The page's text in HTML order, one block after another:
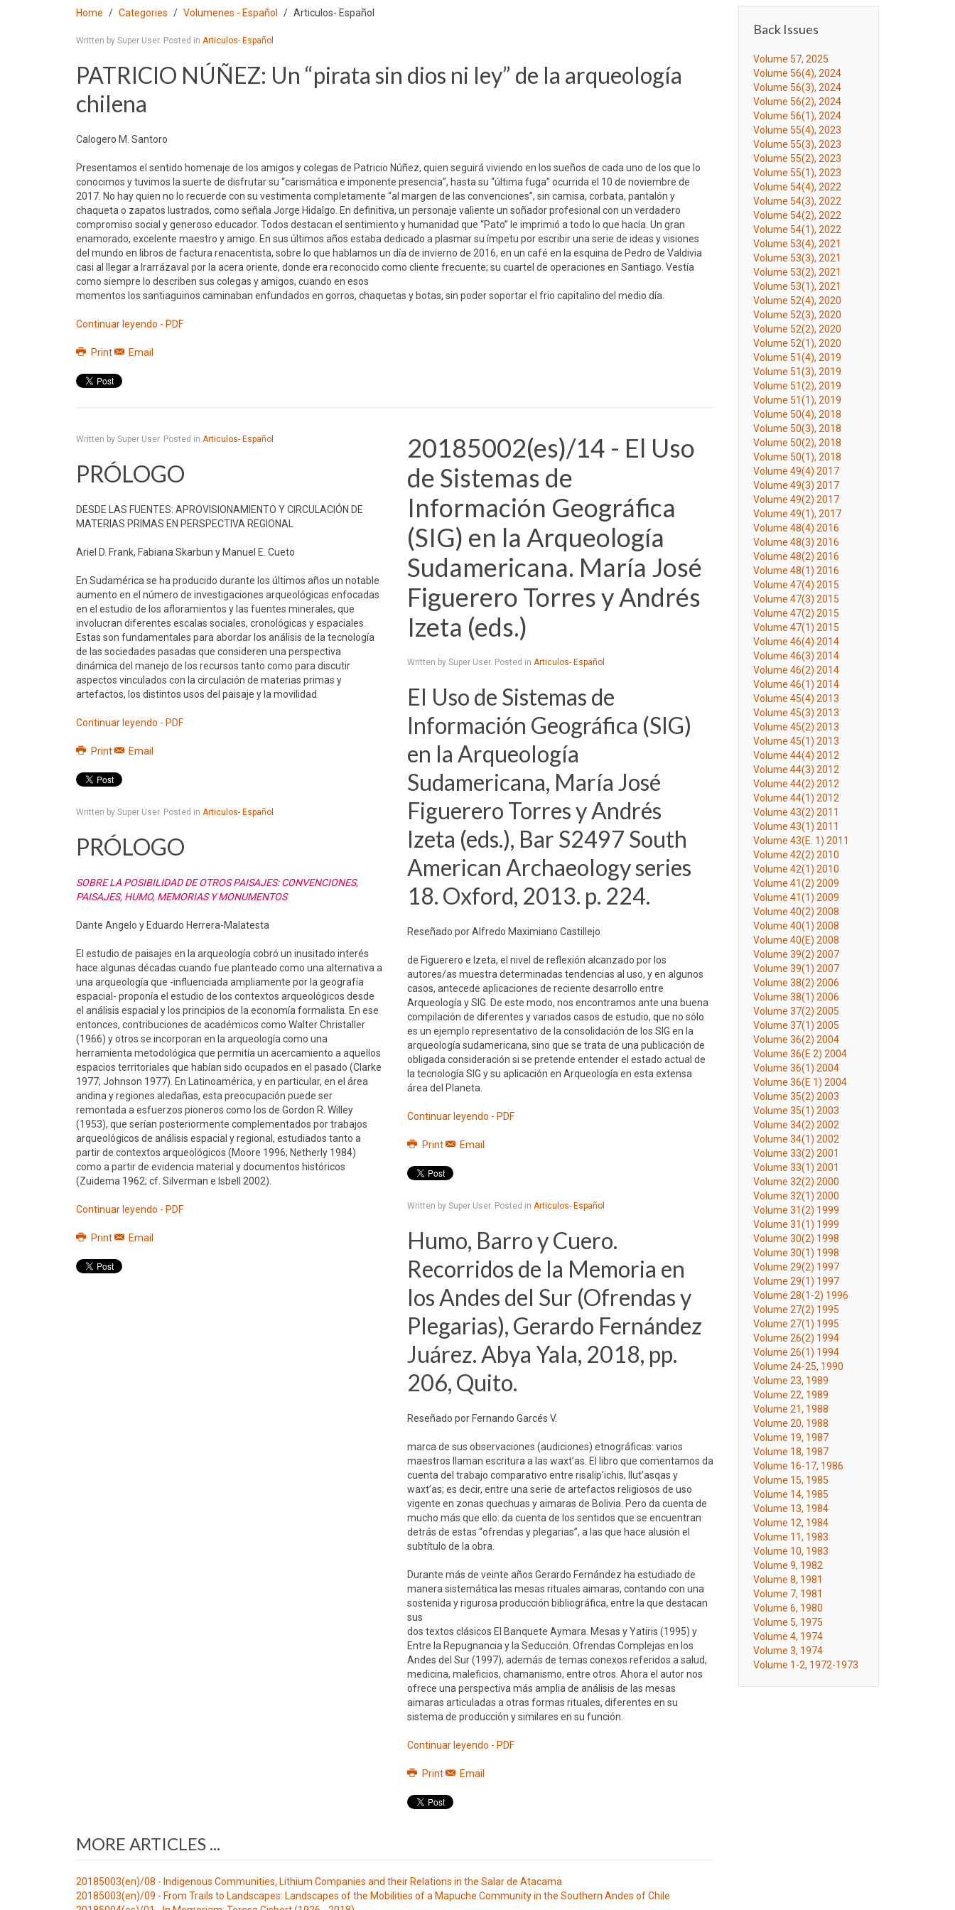
Home Categories Volumenes - Español Articulos- Español
Written by Super User. Posted in Articulos- Español
PATRICIO NÚÑEZ: Un “pirata sin dios ni ley” de la arqueología
chilena
Calogero M. Santoro
Presentamos el sentido homenaje de los amigos y colegas de Patricio Núñez, quien seguirá viviendo en los sueños de cada uno de los que lo
conocimos y tuvimos la suerte de disfrutar su “carismática e imponente presencia”, hasta su “última fuga” ocurrida el 10 de noviembre de
2017. No hay quien no lo recuerde con su vestimenta completamente “al margen de las convenciones”, sin camisa, corbata, pantalón y
chaqueta o zapatos lustrados, como señala Jorge Hidalgo. En definitiva, un personaje valiente un soñador profesional con un verdadero
compromiso social y generoso educador. Todos destacan el sentimiento y humanidad que “Pato” le imprimió a todo lo que hacía. Un gran
enamorado, excelente maestro y amigo. En sus últimos años estaba dedicado a plasmar su ímpetu por escribir una serie de ideas y visiones
del mundo en libros de factura renacentista, sobre lo que hablamos un día de invierno de 2016, en un café en la esquina de Pedro de Valdivia
casi al llegar a Irarrázaval por la acera oriente, donde era reconocido como cliente frecuente; su cuartel de operaciones en Santiago. Vestía
como siempre lo describen sus colegas y amigos, cuando en esos
momentos los santiaguinos caminaban enfundados en gorros, chaquetas y botas, sin poder soportar el frio capitalino del medio día.
Continuar leyendo - PDF
Print Email
Written by Super User. Posted in Articulos- Español
PRÓLOGO
DESDE LAS FUENTES: APROVISIONAMIENTO Y CIRCULACIÓN DE
MATERIAS PRIMAS EN PERSPECTIVA REGIONAL
Ariel D. Frank, Fabiana Skarbun y Manuel E. Cueto
En Sudamérica se ha producido durante los últimos años un notable
aumento en el número de investigaciones arqueológicas enfocadas
en el estudio de los afloramientos y las fuentes minerales, que
involucran diferentes escalas sociales, cronológicas y espaciales.
Estas son fundamentales para abordar los análisis de la tecnología
de las sociedades pasadas que consideren una perspectiva
dinámica del manejo de los recursos tanto como para discutir
aspectos vinculados con la circulación de materias primas y
artefactos, los distintos usos del paisaje y la movilidad.
Continuar leyendo - PDF
Print Email
Written by Super User. Posted in Articulos- Español
PRÓLOGO
SOBRE LA POSIBILIDAD DE OTROS PAISAJES: CONVENCIONES,
PAISAJES, HUMO, MEMORIAS Y MONUMENTOS
Dante Angelo y Eduardo Herrera-Malatesta
El estudio de paisajes en la arqueología cobró un inusitado interés
hace algunas décadas cuando fue planteado como una alternativa a
una arqueología que -influenciada ampliamente por la geografía
espacial- proponía el estudio de los contextos arqueológicos desde
el análisis espacial y los principios de la economía formalista. En ese
entonces, contribuciones de académicos como Walter Christaller
(1966) y otros se incorporan en la arqueología como una
herramienta metodológica que permitía un acercamiento a aquellos
espacios territoriales que habían sido ocupados en el pasado (Clarke
1977; Johnson 1977). En Latinoamérica, y en particular, en el área
andina y regiones aledañas, esta preocupación puede ser
remontada a esfuerzos pioneros como los de Gordon R. Willey
(1953), que serían posteriormente complementados por trabajos
arqueológicos de análisis espacial y regional, estudiados tanto a
partir de contextos arqueológicos (Moore 1996; Netherly 1984)
como a partir de evidencia material y documentos históricos
(Zuidema 1962; cf. Silverman e Isbell 2002).
Continuar leyendo - PDF
Print Email
20185002(es)/14 - El Uso
de Sistemas de
Información Geográfica
(SIG) en la Arqueología
Sudamericana. María José
Figuerero Torres y Andrés
Izeta (eds.)
Written by Super User. Posted in Articulos- Español
El Uso de Sistemas de
Información Geográfica (SIG)
en la Arqueología
Sudamericana, María José
Figuerero Torres y Andrés
Izeta (eds.), Bar S2497 South
American Archaeology series
18. Oxford, 2013. p. 224.
Reseñado por Alfredo Maximiano Castillejo
de Figuerero e Izeta, el nivel de reflexión alcanzado por los
autores/as muestra determinadas tendencias al uso, y en algunos
casos, antecede aplicaciones de reciente desarrollo entre
Arqueología y SIG. De este modo, nos encontramos ante una buena
compilación de diferentes y variados casos de estudio, que no sólo
es un ejemplo representativo de la consolidación de los SIG en la
arqueología sudamericana, sino que se trata de una publicación de
obligada consideración si se pretende entender el estado actual de
la tecnología SIG y su aplicación en Arqueología en esta extensa
área del Planeta.
Continuar leyendo - PDF
Print Email
Written by Super User. Posted in Articulos- Español
Humo, Barro y Cuero.
Recorridos de la Memoria en
los Andes del Sur (Ofrendas y
Plegarias), Gerardo Fernández
Juárez. Abya Yala, 2018, pp.
206, Quito.
Reseñado por Fernando Garcés V.
marca de sus observaciones (audiciones) etnográficas: varios
maestros llaman escritura a las waxt’as. El libro que comentamos da
cuenta del trabajo comparativo entre risalip’ichis, llut’asqas y
waxt’as; es decir, entre una serie de artefactos religiosos de uso
vigente en zonas quechuas y aimaras de Bolivia. Pero da cuenta de
mucho más que ello: da cuenta de los sentidos que se encuentran
detrás de estas “ofrendas y plegarias”, a las que hace alusión el
subtítulo de la obra.
Durante más de veinte años Gerardo Fernández ha estudiado de
manera sistemática las mesas rituales aimaras, contando con una
sostenida y rigurosa producción bibliográfica, entre la que destacan
sus
dos textos clásicos El Banquete Aymara. Mesas y Yatiris (1995) y
Entre la Repugnancia y la Seducción. Ofrendas Complejas en los
Andes del Sur (1997), además de temas conexos referidos a salud,
medicina, maleficios, chamanismo, entre otros. Ahora el autor nos
ofrece una perspectiva más amplia de análisis de las mesas
aimaras articuladas a otras formas rituales, diferentes en su
sistema de producción y similares en su función.
Continuar leyendo - PDF
Print Email
MORE ARTICLES ...
20185003(en)/08 - Indigenous Communities, Lithium Companies and their Relations in the Salar de Atacama
20185003(en)/09 - From Trails to Landscapes: Landscapes of the Mobilities of a Mapuche Community in the Southern Andes of Chile
Back Issues
Volume 57, 2025
Volume 56(4), 2024
Volume 56(3), 2024
Volume 56(2), 2024
Volume 56(1), 2024
Volume 55(4), 2023
Volume 55(3), 2023
Volume 55(2), 2023
Volume 55(1), 2023
Volume 54(4), 2022
Volume 54(3), 2022
Volume 54(2), 2022
Volume 54(1), 2022
Volume 53(4), 2021
Volume 53(3), 2021
Volume 53(2), 2021
Volume 53(1), 2021
Volume 52(4), 2020
Volume 52(3), 2020
Volume 52(2), 2020
Volume 52(1), 2020
Volume 51(4), 2019
Volume 51(3), 2019
Volume 51(2), 2019
Volume 51(1), 2019
Volume 50(4), 2018
Volume 50(3), 2018
Volume 50(2), 2018
Volume 50(1), 2018
Volume 49(4) 2017
Volume 49(3) 2017
Volume 49(2) 2017
Volume 49(1), 2017
Volume 48(4) 2016
Volume 48(3) 2016
Volume 48(2) 2016
Volume 48(1) 2016
Volume 47(4) 2015
Volume 47(3) 2015
Volume 47(2) 2015
Volume 47(1) 2015
Volume 46(4) 2014
Volume 46(3) 2014
Volume 46(2) 2014
Volume 46(1) 2014
Volume 45(4) 2013
Volume 45(3) 2013
Volume 45(2) 2013
Volume 45(1) 2013
Volume 44(4) 2012
Volume 44(3) 2012
Volume 44(2) 2012
Volume 44(1) 2012
Volume 43(2) 2011
Volume 43(1) 2011
Volume 43(E. 1) 2011
Volume 42(2) 2010
Volume 42(1) 2010
Volume 41(2) 2009
Volume 41(1) 2009
Volume 40(2) 2008
Volume 40(1) 2008
Volume 40(E) 2008
Volume 39(2) 2007
Volume 39(1) 2007
Volume 38(2) 2006
Volume 38(1) 2006
Volume 37(2) 2005
Volume 37(1) 2005
Volume 36(2) 2004
Volume 36(E 2) 2004
Volume 36(1) 2004
Volume 36(E 1) 2004
Volume 35(2) 2003
Volume 35(1) 2003
Volume 34(2) 2002
Volume 34(1) 2002
Volume 33(2) 2001
Volume 33(1) 2001
Volume 32(2) 2000
Volume 32(1) 2000
Volume 31(2) 1999
Volume 31(1) 1999
Volume 30(2) 1998
Volume 30(1) 1998
Volume 29(2) 1997
Volume 29(1) 1997
Volume 28(1-2) 1996
Volume 27(2) 1995
Volume 27(1) 1995
Volume 26(2) 1994
Volume 26(1) 1994
Volume 24-25, 1990
Volume 23, 1989
Volume 22, 1989
Volume 21, 1988
Volume 20, 1988
Volume 19, 1987
Volume 18, 1987
Volume 16-17, 1986
Volume 15, 1985
Volume 14, 1985
Volume 13, 1984
Volume 12, 1984
Volume 11, 1983
Volume 10, 1983
Volume 9, 1982
Volume 8, 1981
Volume 7, 1981
Volume 6, 1980
Volume 5, 1975
Volume 4, 1974
Volume 3, 1974
Volume 1-2, 1972-1973